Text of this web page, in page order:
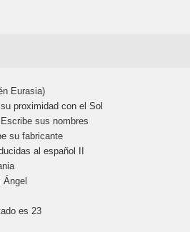
Eurasia)
proximidad con el Sol
sus nombres
su fabricante
al español II
es 23